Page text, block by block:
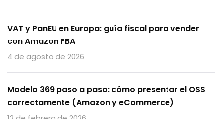
VAT y PanEU en Europa: guía fiscal para vender
con Amazon FBA
4 de agosto de 2026
Modelo 369 paso a paso: cómo presentar el OSS
correctamente (Amazon y eCommerce)